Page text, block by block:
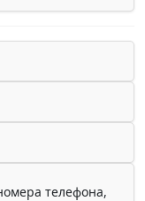
телефона,